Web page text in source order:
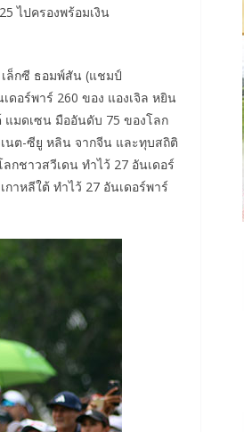
ไปครองพร้อมเงิน
ล็กซี ธอมพ์สัน (แชมป์
ดอร์พาร์ 260 ของ แองเจิล หยิน
มดเซน มืออันดับ 75 ของโลก
นต-ซียู หลิน จากจีน และทุบสถิติ
ชาวสวีเดน ทำไว้ 27 อันเดอร์
าหลีใต้ ทำไว้ 27 อันเดอร์พาร์